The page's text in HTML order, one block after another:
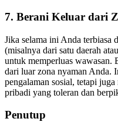
7. Berani Keluar dari
Jika selama ini Anda terbiasa
(misalnya dari satu daerah
untuk memperluas wawasan.
dari luar zona nyaman Anda.
pengalaman sosial, tetapi
pribadi yang toleran dan
Penutup